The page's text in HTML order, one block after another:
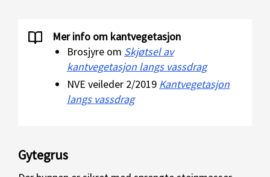
Mer info om kantvegetasjon
Brosjyre om Skjøtsel av
kantvegetasjon langs vassdrag
NVE veileder 2/2019 Kantvegetasjon
langs vassdrag
Gytegrus